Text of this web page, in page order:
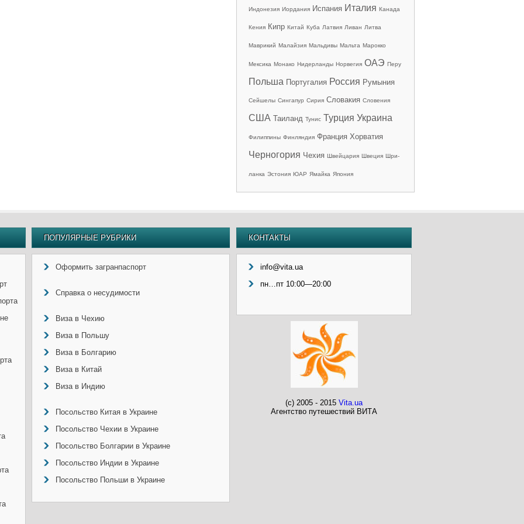
Индонезия Иордания Испания Италия Канада
Кения Кипр Китай Куба Латвия Ливан Литва
Маврикий Малайзия Мальдивы Мальта Марокко
Мексика Монако Нидерланды Норвегия ОАЭ Перу
Польша Португалия Россия Румыния
Сейшелы Сингапур Сирия Словакия Словения
США Таиланд Тунис Турция Украина
Филиппины Финляндия Франция Хорватия
Черногория Чехия Швейцария Швеция Шри-
ланка Эстония ЮАР Ямайка Япония
ПОПУЛЯРНЫЕ РУБРИКИ
Оформить загранпаспорт
Справка о несудимости
Виза в Чехию
Виза в Польшу
Виза в Болгарию
Виза в Китай
Виза в Индию
Посольство Китая в Украине
Посольство Чехии в Украине
Посольство Болгарии в Украине
Посольство Индии в Украине
Посольство Польши в Украине
КОНТАКТЫ
info@vita.ua
пн…пт 10:00—20:00
(c) 2005 - 2015 Vita.ua
Агентство путешествий ВИТА